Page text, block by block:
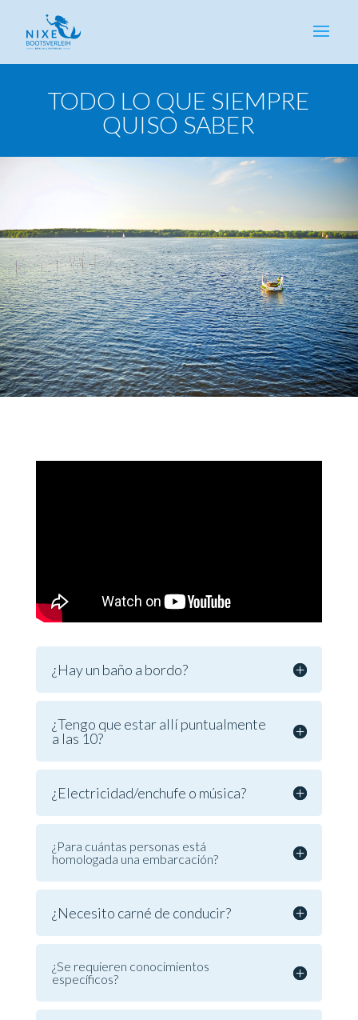
TODO LO QUE SIEMPRE
QUISO SABER
¿Hay un baño a bordo?
¿Tengo que estar allí puntualmente
a las 10?
¿Electricidad/enchufe o música?
¿Para cuántas personas está
homologada una embarcación?
¿Necesito carné de conducir?
¿Se requieren conocimientos
específicos?